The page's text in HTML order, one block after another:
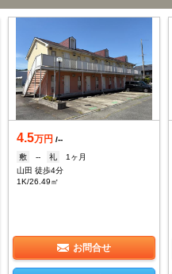
4.5万円 /--
敷
-- 礼
1ヶ月
山田 徒歩4分
1K/26.49㎡
お問合せ